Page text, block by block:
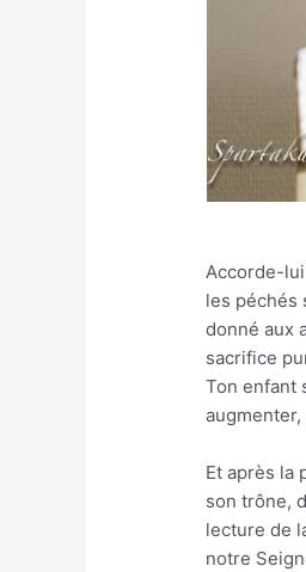
Accorde-
les péchés
donné aux
sacrifice
Ton enfant
augmenter,
Et après la
son trône,
lecture de
notre